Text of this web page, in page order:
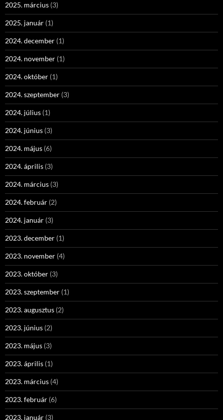
2025. március (3)
2025. január (1)
2024. december (1)
2024. november (1)
2024. október (1)
2024. szeptember (3)
2024. július (1)
2024. június (3)
2024. május (6)
2024. április (3)
2024. március (3)
2024. február (2)
2024. január (3)
2023. december (1)
2023. november (4)
2023. október (3)
2023. szeptember (1)
2023. augusztus (2)
2023. június (2)
2023. május (3)
2023. április (1)
2023. március (4)
2023. február (6)
2023. január (3)